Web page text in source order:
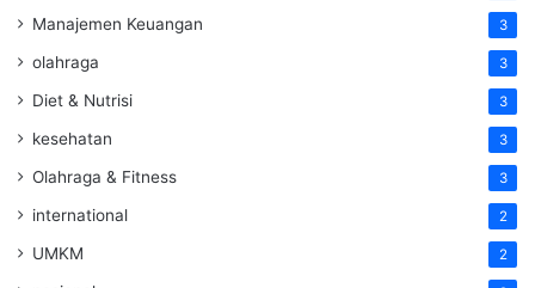
Manajemen Keuangan 3
olahraga 3
Diet & Nutrisi 3
kesehatan 3
Olahraga & Fitness 3
international 2
UMKM 2